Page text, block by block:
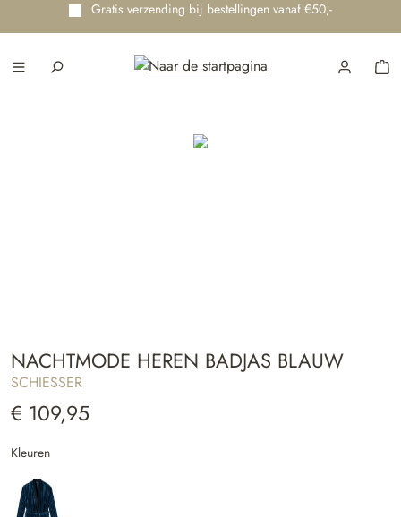
hoofdinhoud
Gratis verzending bij bestellingen vanaf €50,-
NACHTMODE HEREN BADJAS BLAUW
SCHIESSER
€ 109,95
Kleuren